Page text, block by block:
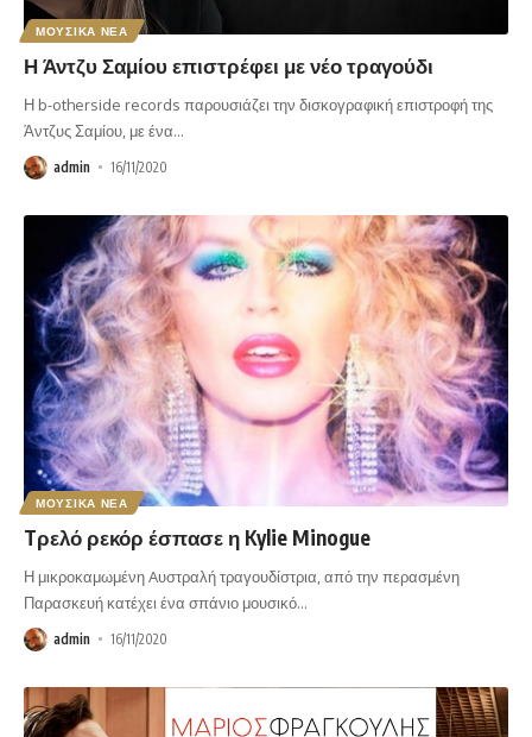
ΜΟΥΣΙΚΑ ΝΕΑ
Η Άντζυ Σαμίου επιστρέφει με νέο τραγούδι
Η b-otherside records παρουσιάζει την δισκογραφική επιστροφή της
Άντζυς Σαμίου, με ένα…
admin 16/11/2020
ΜΟΥΣΙΚΑ ΝΕΑ
Tρελό ρεκόρ έσπασε η Kylie Minogue
Η μικροκαμωμένη Aυστραλή τραγουδίστρια, από την περασμένη
Παρασκευή κατέχει ένα σπάνιο μουσικό…
admin 16/11/2020